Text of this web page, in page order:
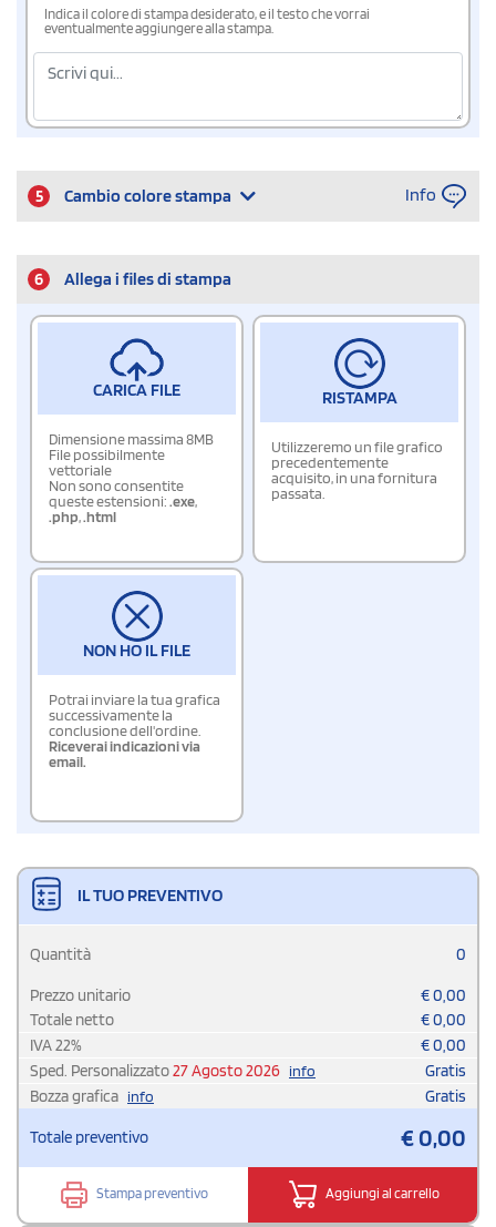
Indica il colore di stampa desiderato, e il testo che vorrai
eventualmente aggiungere alla stampa.
5 Cambio colore stampa Info
6 Allega i files di stampa
CARICA FILE
Dimensione massima 8MB
File possibilmente
vettoriale
Non sono consentite
queste estensioni:.exe,
.php,.html
RISTAMPA
Utilizzeremo un file grafico
precedentemente
acquisito, in una fornitura
passata.
NON HO IL FILE
Potrai inviare la tua grafica
successivamente la
conclusione dell'ordine.
Riceverai indicazioni via
email.
IL TUO PREVENTIVO
Quantità 0
Prezzo unitario €0,00
Totale netto
€0,00
IVA22% €0,00
Sped. Personalizzato27 Agosto 2026 info
Gratis
Bozza grafica info Gratis
Totale preventivo €0,00
Stampa preventivo Aggiungi al carrello